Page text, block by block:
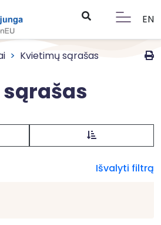
EN
Kvietimų sąrašas
Išvalyti filtrą